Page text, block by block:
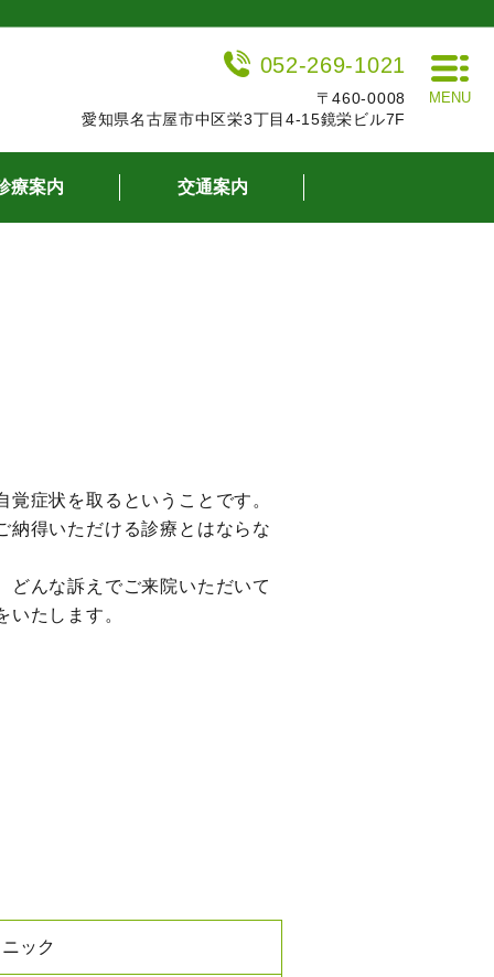
052-269-1021
〒460-0008
愛知県名古屋市中区栄3丁目4-15鏡栄ビル7F
MENU
療案内 交通案内
症状を取るということです。
納得いただける診療とはならな
どんな訴えでご来院いただいて
たします。
ック